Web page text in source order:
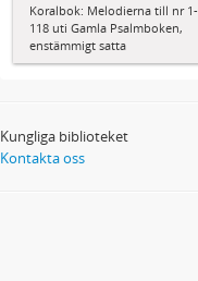
Koralbok: Melodierna till nr 1-
118 uti Gamla Psalmboken,
enstämmigt satta
Kungliga biblioteket
Kontakta oss